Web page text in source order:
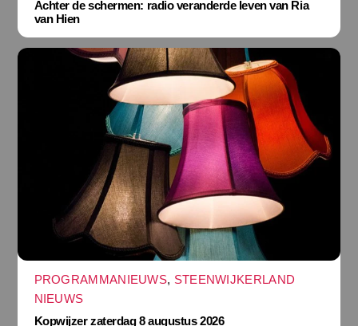
Achter de schermen: radio veranderde leven van Ria
van Hien
PROGRAMMANIEUWS, STEENWIJKERLAND
NIEUWS
Kopwijzer zaterdag 8 augustus 2026